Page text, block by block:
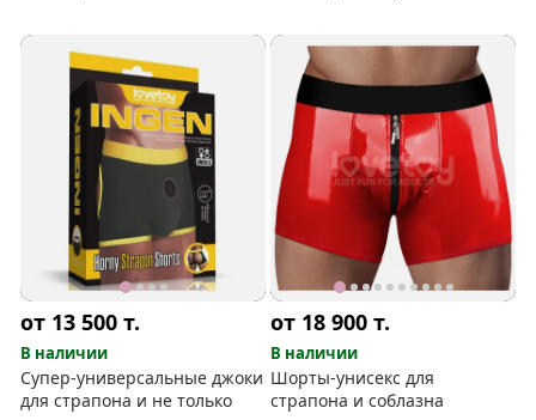
от 13 500т.
В наличии
Супер-универсальные джоки
для страпона и не только
от 18 900т.
В наличии
Шорты-унисекс для
страпона и соблазна